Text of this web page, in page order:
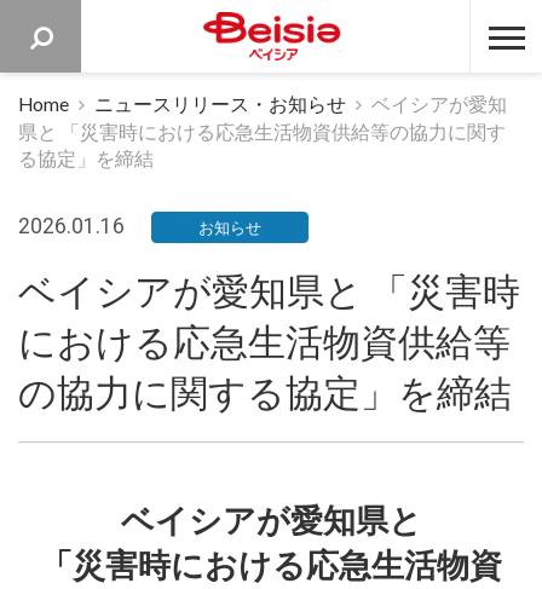
ベイシア
Home ニュースリリース・お知らせ
ベイシアが愛知
県と 「災害時における応急生活物資供給等の協力に関す
る協定」を締結
2026.01.16 お知らせ
ベイシアが愛知県と 「災害時
における応急生活物資供給等
の協力に関する協定」を締結
ベイシアが愛知県と
「災害時における応急生活物資